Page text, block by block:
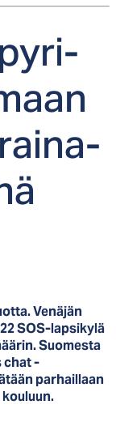
Venäjän
SOS-lapsikylä
Suomesta
chat -
parhaillaan